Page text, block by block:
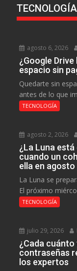
TECNOLOGÍA
agosto 6, 2026
¿Google
espacio sin
Quedarte sin
antes de lo que
TECNOLOGÍA
agosto 2, 2026
¿La Luna
cuando un
ella en agosto
La Luna se
El próximo
TECNOLOGÍA
julio 29, 2026
¿Cada
contraseñas
los expertos